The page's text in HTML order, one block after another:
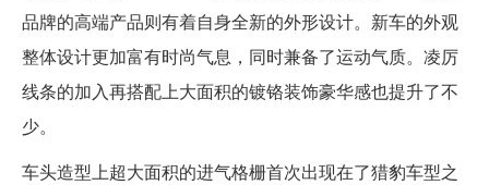
品牌的高端产品则有着自身全新的外形设计。新车的外观
整体设计更加富有时尚气息，同时兼备了运动气质。凌厉
线条的加入再搭配上大面积的镀铬装饰豪华感也提升了不
少。
车头造型上超大面积的进气格栅首次出现在了猎豹车型之